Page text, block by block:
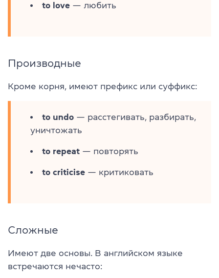
to love — любить
Производные
Кроме корня, имеют префикс или суффикс:
to undo — расстегивать, разбирать,
уничтожать
to repeat — повторять
to criticise — критиковать
Сложные
Имеют две основы. В английском языке
встречаются нечасто: